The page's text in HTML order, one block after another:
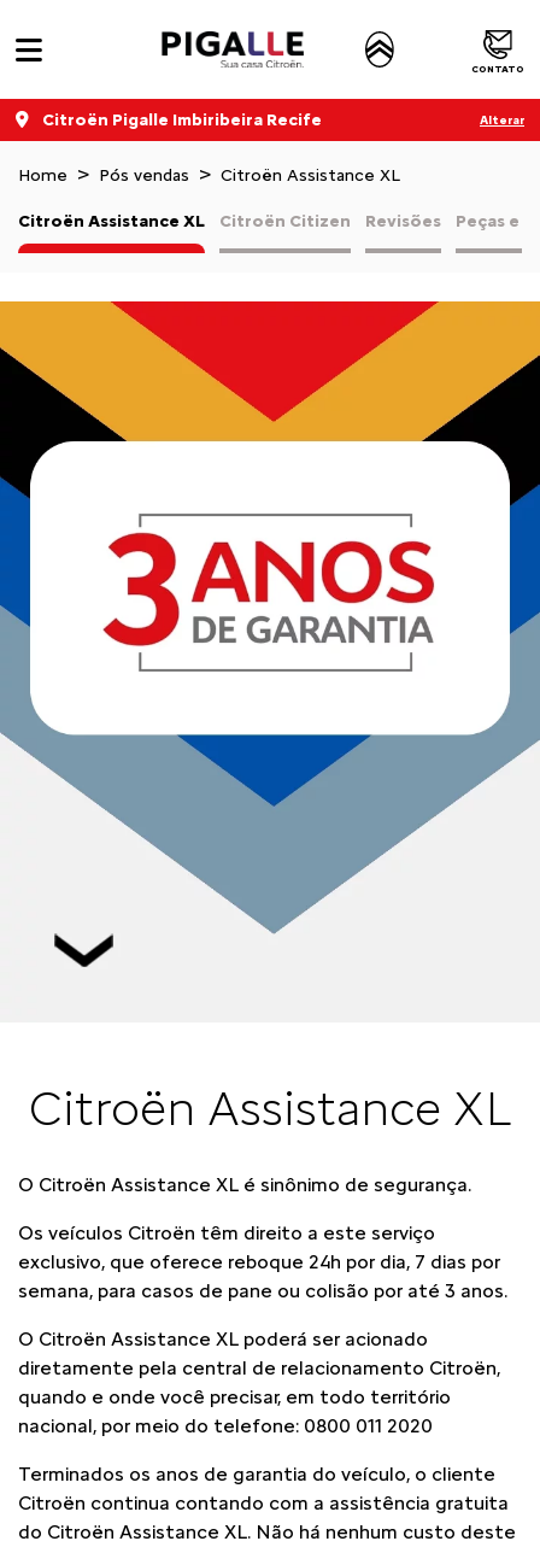
CONTATO
Citroën Pigalle Imbiribeira Recife Alterar
Home Pós vendas Citroën Assistance XL
Citroën Citizen Revisões Peças e
Citroën Assistance XL
Citroën Assistance XL
O Citroën Assistance XL é sinônimo de segurança.
Os veículos Citroën têm direito a este serviço
exclusivo, que oferece reboque 24h por dia, 7 dias por
semana, para casos de pane ou colisão por até 3 anos.
O Citroën Assistance XL poderá ser acionado
diretamente pela central de relacionamento Citroën,
quando e onde você precisar, em todo território
nacional, por meio do telefone: 0800 011 2020
Terminados os anos de garantia do veículo, o cliente
Citroën continua contando com a assistência gratuita
do Citroën Assistance XL. Não há nenhum custo deste